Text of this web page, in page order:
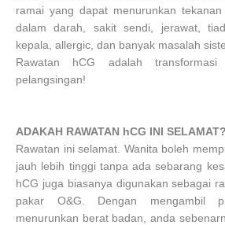
ramai yang dapat menurunkan
dalam darah, sakit sendi, jerawat,
kepala, allergic, dan banyak masalah
Rawatan hCG adalah
pelangsingan!
ADAKAH RAWATAN hCG INI SELAMAT?
Rawatan ini selamat. Wanita boleh
jauh lebih tinggi tanpa ada sebarang
hCG juga biasanya digunakan sebagai
pakar O&G. Dengan mengambil
menurunkan berat badan, anda